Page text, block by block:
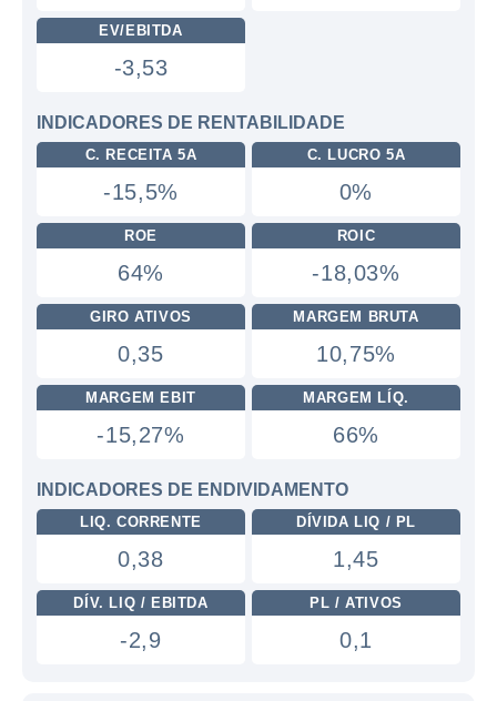
EV/EBITDA
-3,53
INDICADORES DE RENTABILIDADE
C. RECEITA 5A
-15,5%
C. LUCRO 5A
0%
ROE
64%
ROIC
-18,03%
GIRO ATIVOS
0,35
MARGEM BRUTA
10,75%
MARGEM EBIT
-15,27%
MARGEM LÍQ.
66%
INDICADORES DE ENDIVIDAMENTO
LIQ. CORRENTE
0,38
DÍVIDA LIQ / PL
1,45
DÍV. LIQ / EBITDA
-2,9
PL / ATIVOS
0,1